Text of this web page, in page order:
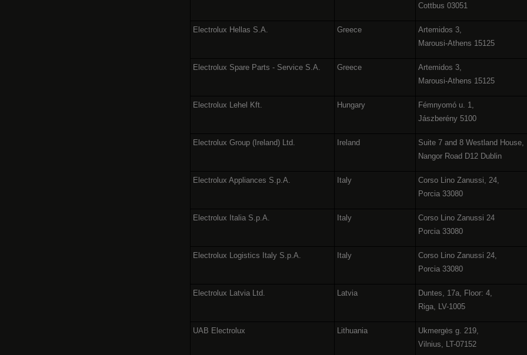
Cottbus 03051
Electrolux Hellas S.A. Greece
Artemidos 3,
Marousi-Athens 15125
Electrolux Spare Parts - Service S.A. Greece
Artemidos 3,
Marousi-Athens 15125
Electrolux Lehel Kft. Hungary
Fémnyomó u. 1,
Jászberény 5100
Electrolux Group (Ireland) Ltd. Ireland
Suite 7 and 8 Westland House,
Nangor Road D12 Dublin
Electrolux Appliances S.p.A. Italy
Corso Lino Zanussi, 24,
Porcia 33080
Electrolux Italia S.p.A. Italy
Corso Lino Zanussi 24
Porcia 33080
Electrolux Logistics Italy S.p.A. Italy
Corso Lino Zanussi 24,
Porcia 33080
Electrolux Latvia Ltd. Latvia
Duntes, 17a, Floor: 4,
Riga, LV-1005
UAB Electrolux Lithuania
Ukmergės g. 219,
Vilnius, LT-07152